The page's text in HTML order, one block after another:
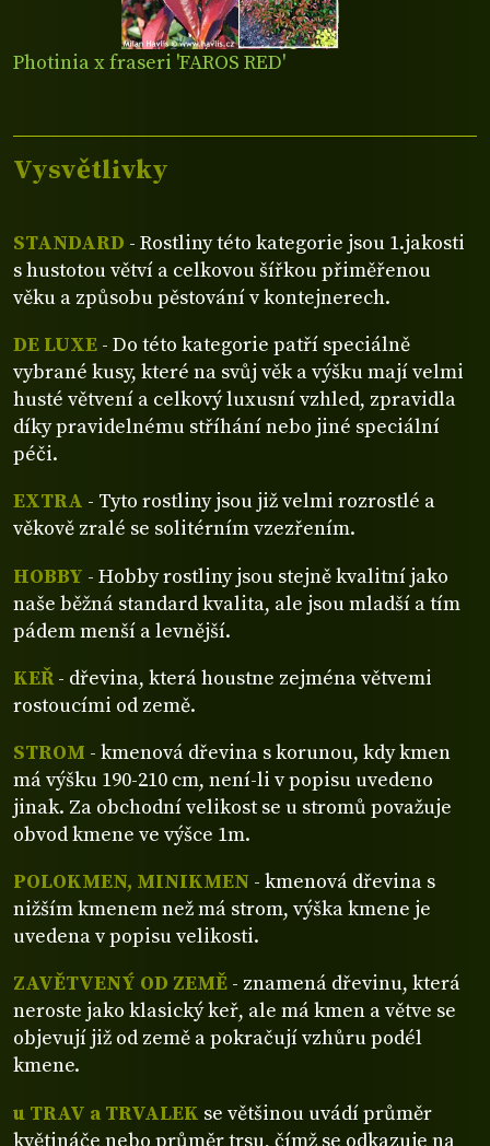
Photinia x fraseri 'FAROS RED'
Vysvětlivky
STANDARD - Rostliny této kategorie jsou 1.jakosti
s hustotou větví a celkovou šířkou přiměřenou
věku a způsobu pěstování v kontejnerech.
DE LUXE - Do této kategorie patří speciálně
vybrané kusy, které na svůj věk a výšku mají velmi
husté větvení a celkový luxusní vzhled, zpravidla
díky pravidelnému stříhání nebo jiné speciální
péči.
EXTRA - Tyto rostliny jsou již velmi rozrostlé a
věkově zralé se solitérním vzezřením.
HOBBY - Hobby rostliny jsou stejně kvalitní jako
naše běžná standard kvalita, ale jsou mladší a tím
pádem menší a levnější.
KEŘ- dřevina, která houstne zejména větvemi
rostoucími od země.
STROM - kmenová dřevina s korunou, kdy kmen
má výšku 190-210 cm, není-li v popisu uvedeno
jinak. Za obchodní velikost se u stromů považuje
obvod kmene ve výšce 1m.
POLOKMEN, MINIKMEN - kmenová dřevina s
nižším kmenem než má strom, výška kmene je
uvedena v popisu velikosti.
ZAVĚTVENÝ OD ZEMĚ - znamená dřevinu, která
neroste jako klasický keř, ale má kmen a větve se
objevují již od země a pokračují vzhůru podél
kmene.
u TRAV a TRVALEK se většinou uvádí průměr
květináče nebo průměr trsu, čímž se odkazuje na